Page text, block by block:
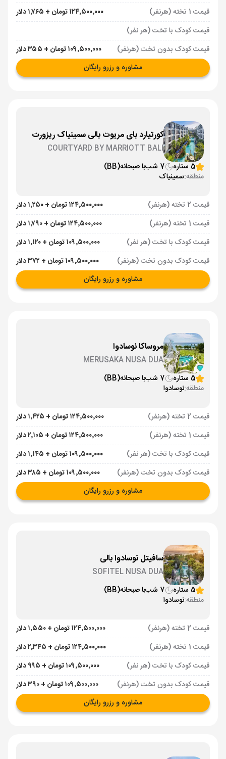
قیمت 1 تخته (هرنفر)
۱۲۴٬۵۰۰٬۰۰۰ تومان + ۱٬۷۶۵ دلار
قیمت کودک با تخت (هر نفر)
قیمت کودک بدون تخت (هرنفر)
۱۰۹٬۵۰۰٬۰۰۰ تومان + ۳۵۵ دلار
مشاوره و رزرو رایگان
کورتیارد بای مریوت بالی سمینیاک ریزورت
COURTYARD BY MARRIOTT BALI
5 ستاره 7 شب با صبحانه(BB)
منطقه:سمینیاک
قیمت 2 تخته (هرنفر)
۱۲۴٬۵۰۰٬۰۰۰ تومان + ۱٬۲۵۰ دلار
قیمت 1 تخته (هرنفر)
۱۲۴٬۵۰۰٬۰۰۰ تومان + ۱٬۷۹۰ دلار
قیمت کودک با تخت (هر نفر)
۱۰۹٬۵۰۰٬۰۰۰ تومان + ۱٬۱۲۰ دلار
قیمت کودک بدون تخت (هرنفر)
۱۰۹٬۵۰۰٬۰۰۰ تومان + ۳۷۲ دلار
مشاوره و رزرو رایگان
مروساکا نوسادوا
MERUSAKA NUSA DUA
5 ستاره
7 شب با صبحانه(BB)
منطقه:نوسادوا
قیمت 2 تخته (هرنفر)
۱۲۴٬۵۰۰٬۰۰۰ تومان + ۱٬۴۲۵ دلار
قیمت 1 تخته (هرنفر)
۱۲۴٬۵۰۰٬۰۰۰ تومان + ۲٬۱۰۵ دلار
قیمت کودک با تخت (هر نفر)
۱۰۹٬۵۰۰٬۰۰۰ تومان + ۱٬۱۴۵ دلار
قیمت کودک بدون تخت (هرنفر)
۱۰۹٬۵۰۰٬۰۰۰ تومان + ۳۸۵ دلار
مشاوره و رزرو رایگان
سافیتل نوسادوا بالی
SOFITEL NUSA DUA
5 ستاره
7 شب با صبحانه(BB)
منطقه:نوسادوا
قیمت 2 تخته (هرنفر)
۱۲۴٬۵۰۰٬۰۰۰ تومان + ۱٬۵۵۰ دلار
قیمت 1 تخته (هرنفر)
۱۲۴٬۵۰۰٬۰۰۰ تومان + ۲٬۳۴۵ دلار
قیمت کودک با تخت (هر نفر)
۱۰۹٬۵۰۰٬۰۰۰ تومان + ۹۹۵ دلار
قیمت کودک بدون تخت (هرنفر)
۱۰۹٬۵۰۰٬۰۰۰ تومان + ۳۹۰ دلار
مشاوره و رزرو رایگان